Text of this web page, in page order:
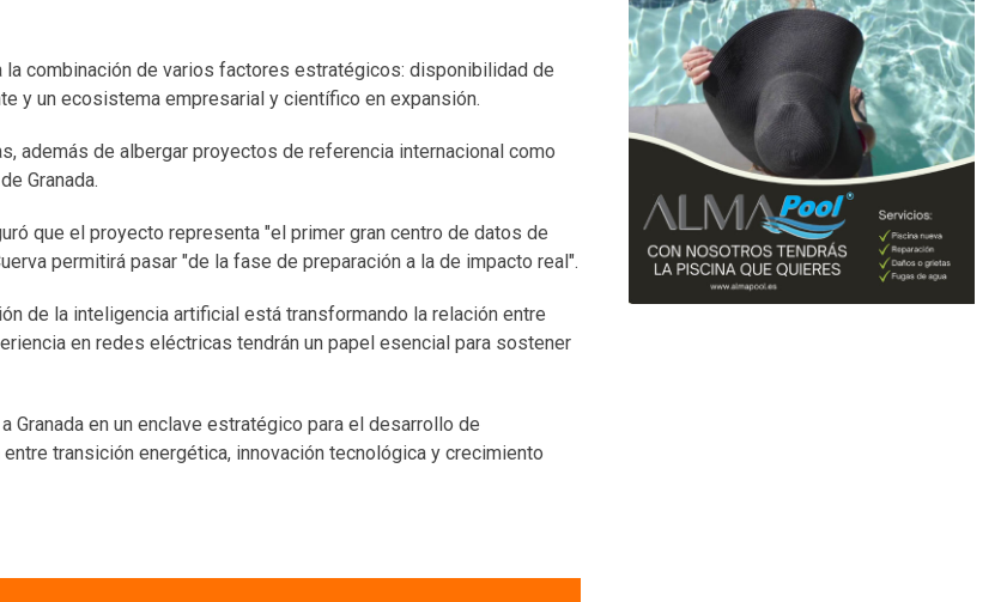
combinación de varios factores estratégicos: disponibilidad de
y un ecosistema empresarial y científico en expansión.
además de albergar proyectos de referencia internacional como
Granada.
que el proyecto representa "el primer gran centro de datos de
permitirá pasar "de la fase de preparación a la de impacto real".
de la inteligencia artificial está transformando la relación entre
en redes eléctricas tendrán un papel esencial para sostener
en un enclave estratégico para el desarrollo de
transición energética, innovación tecnológica y crecimiento